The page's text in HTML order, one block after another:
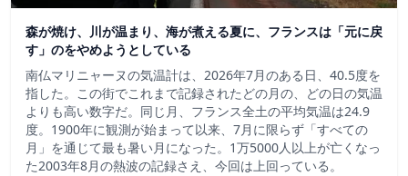
森が焼け、川が温まり、海が煮える夏に、フランスは「元に戻
す」のをやめようとしている
南仏マリニャーヌの気温計は、2026年7月のある日、40.5度を
指した。この街でこれまで記録されたどの月の、どの日の気温
よりも高い数字だ。同じ月、フランス全土の平均気温は24.9
度。1900年に観測が始まって以来、7月に限らず「すべての
月」を通じて最も暑い月になった。1万5000人以上が亡くなっ
た2003年8月の熱波の記録さえ、今回は上回っている。